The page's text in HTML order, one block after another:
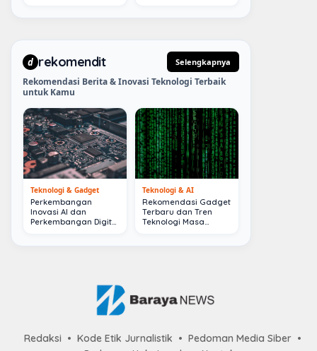
d rekomendit Selengkapnya
Rekomendasi Berita & Inovasi Teknologi Terbaik
untuk Kamu
Teknologi & Gadget
Perkembangan
Inovasi AI dan
Perkembangan Digital
Teknologi & AI
Rekomendasi Gadget
Terbaru dan Tren
Teknologi Masa
Redaksi Kode Etik Jurnalistik
Pedoman Media Siber